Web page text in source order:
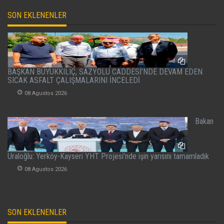
SON EKLENENLER
BAŞKAN BÜYÜKKILIÇ, SAZYOLU CADDESİ’NDE DEVAM EDEN
SICAK ASFALT ÇALIŞMALARINI İNCELEDİ
08 Agustos 2026
Bakan
Uraloğlu: Yerköy-Kayseri YHT Projesi’nde işin yarısını tamamladık
08 Agustos 2026
SON EKLENENLER